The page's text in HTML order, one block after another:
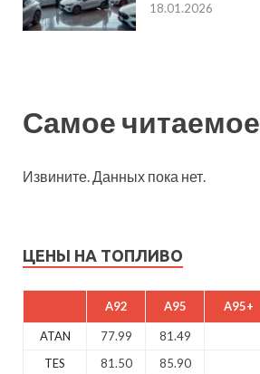
18.01.2026
Самое читаемое
Извините. Данных пока нет.
ЦЕНЫ НА ТОПЛИВО
A92 A95 A95+
ATAN 77.99 81.49
TES
81.50 85.90